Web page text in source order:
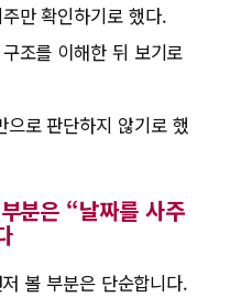
주만 확인하기로 했다.
조를 이해한 뒤 보기로
으로 판단하지 않기로 했
분은 “날짜를 사주
볼 부분은 단순합니다.